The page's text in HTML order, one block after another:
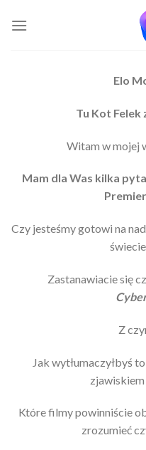
Elo
Tu Kot Felek
Witam w mojej
Mam dla Was kilka
Czy jesteśmy gotowi na
Zastanawiacie się
Z
Jak wytłumaczyłbyś
Które filmy powinniście
zrozumieć